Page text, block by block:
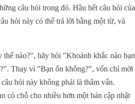
câu hỏi trong đó. Hầu hết câu hỏi của
hỏi này có thể trả lời bằng một từ, và
nào?", hãy hỏi "Khoảnh khắc nào bạn
Thay vì "Bạn ổn không?", vốn chỉ mời
hỏi này không phải là thẩm vấn.
có chỗ cho nhiều hơn một bản cập nhật